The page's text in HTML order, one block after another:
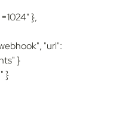
},
"url":
}
}